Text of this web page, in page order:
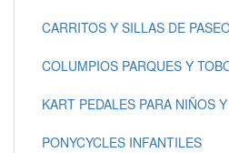
CARRITOS Y SILLAS DE
COLUMPIOS PARQUES Y
KART PEDALES PARA NIÑOS
PONYCYCLES INFANTILES